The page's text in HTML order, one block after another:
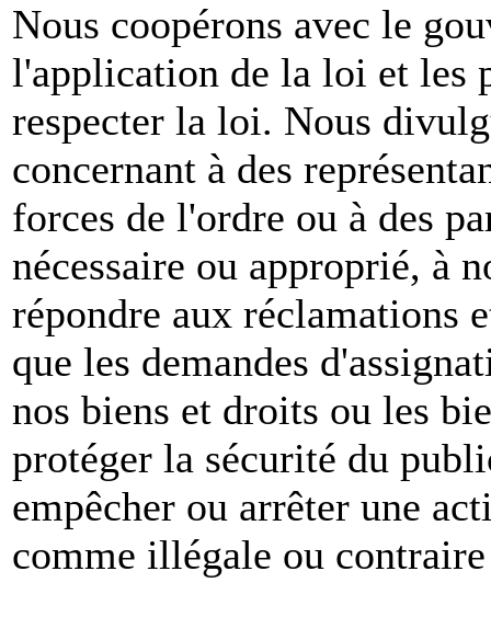
Nous coopérons avec le
l'application de la loi et les
respecter la loi. Nous
concernant à des
forces de l'ordre ou à des
nécessaire ou approprié, à
répondre aux réclamations
que les demandes
nos biens et droits ou les
protéger la sécurité du
empêcher ou arrêter une
comme illégale ou